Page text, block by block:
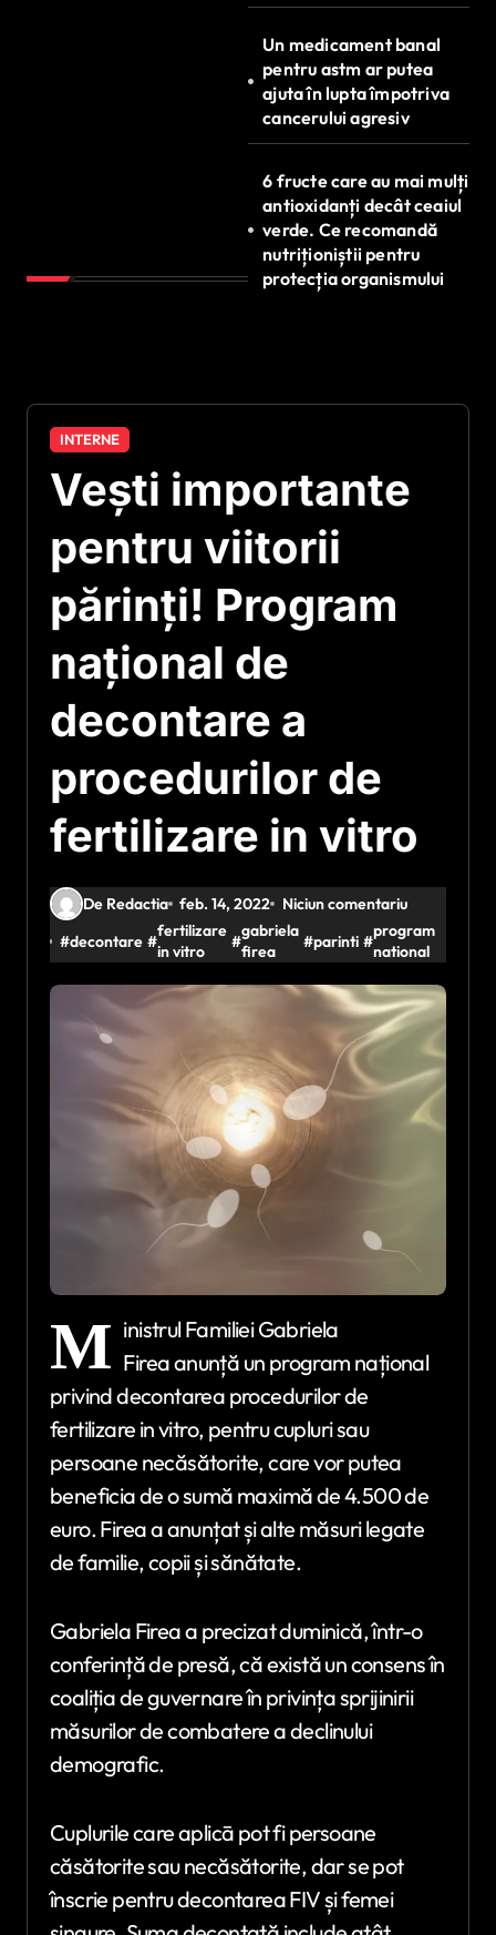
Un medicament banal
pentru astm ar putea
ajuta în lupta împotriva
cancerului agresiv
6 fructe care au mai mulți
antioxidanți decât ceaiul
verde. Ce recomandă
nutriționiștii pentru
protecția organismului
INTERNE
Vești importante
pentru viitorii
părinți! Program
național de
decontare a
procedurilor de
fertilizare in vitro
De Redactia feb. 14, 2022
Niciun comentariu
#decontare #
fertilizare
in vitro
#
gabriela
firea
#parinti #
program
national
M inistrul Familiei Gabriela
Firea anunță un program național
privind decontarea procedurilor de
fertilizare in vitro, pentru cupluri sau
persoane necăsătorite, care vor putea
beneficia de o sumă maximă de 4.500 de
euro. Firea a anunțat și alte măsuri legate
de familie, copii și sănătate.
Gabriela Firea a precizat duminică, într-o
conferință de presă, că există un consens în
coaliția de guvernare în privința sprijinirii
măsurilor de combatere a declinului
demografic.
Cuplurile care aplicā pot fi persoane
căsătorite sau necăsătorite, dar se pot
înscrie pentru decontarea FIV și femei